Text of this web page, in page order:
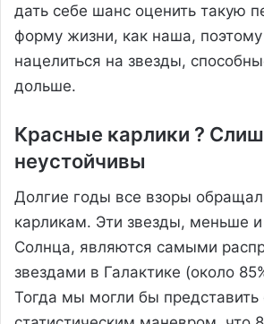
дать себе шанс оценить такую
форму жизни, как наша,
нацелиться на звезды,
дольше.
Красные карлики ?
неустойчивы
Долгие годы все взоры
карликам. Эти звезды, меньше
Солнца, являются самыми
звездами в Галактике (около
Тогда мы могли бы